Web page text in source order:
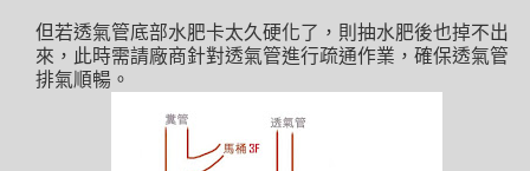
但若透氣管底部水肥卡太久硬化了，則抽水肥後也掉不出
來，此時需請廠商針對透氣管進行疏通作業，確保透氣管
排氣順暢。